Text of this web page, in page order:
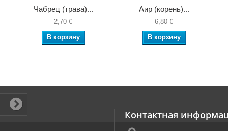
Чабрец (трава)...
2,70 €
В корзину
Аир (корень)...
6,80 €
В корзину
Контактная